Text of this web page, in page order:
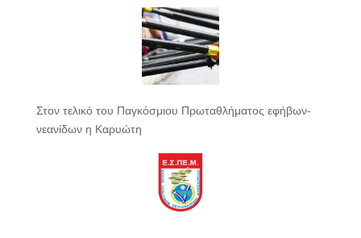
Στον τελικό του Παγκόσμιου Πρωταθλήματος εφήβων-
νεανίδων η Καρυώτη